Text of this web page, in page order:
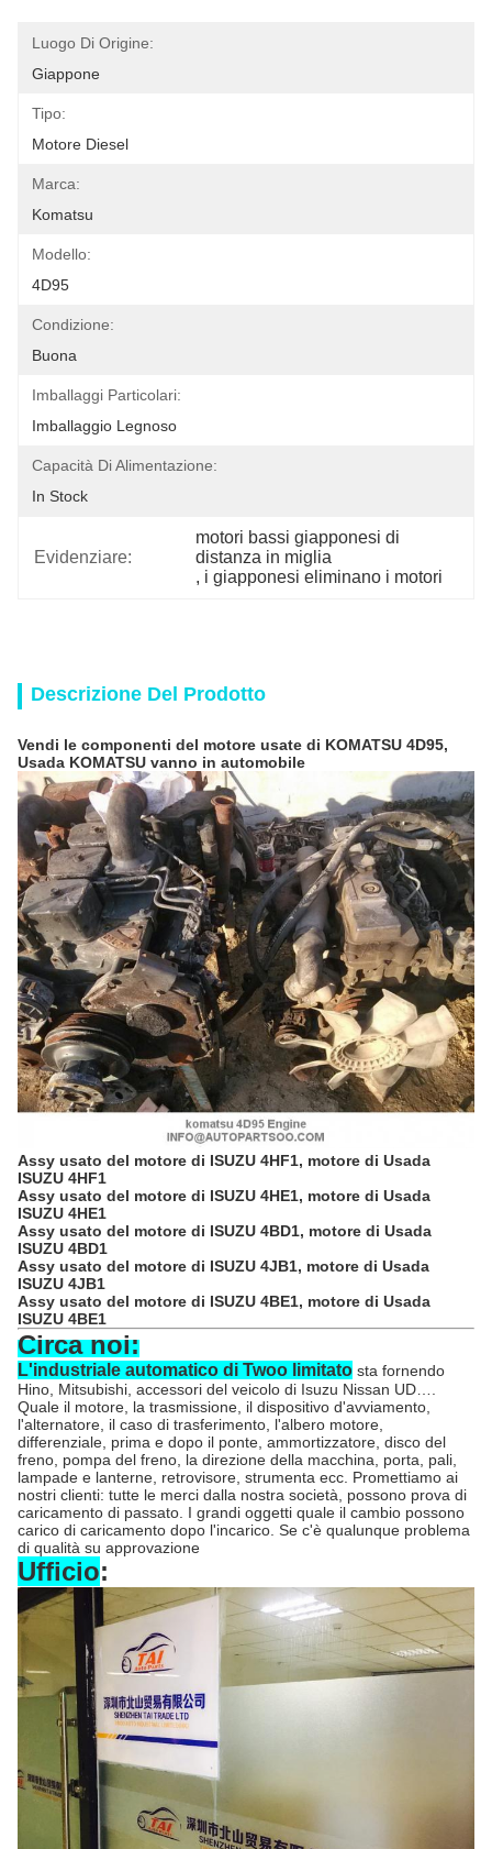
Luogo Di Origine:
Giappone
Tipo:
Motore Diesel
Marca:
Komatsu
Modello:
4D95
Condizione:
Buona
Imballaggi Particolari:
Imballaggio Legnoso
Capacità Di Alimentazione:
In Stock
Evidenziare:
motori bassi giapponesi di
distanza in miglia
, i giapponesi eliminano i motori
Descrizione Del Prodotto
Vendi le componenti del motore usate di KOMATSU 4D95,
Usada KOMATSU vanno in automobile
Assy usato del motore di ISUZU 4HF1, motore di Usada
ISUZU 4HF1
Assy usato del motore di ISUZU 4HE1, motore di Usada
ISUZU 4HE1
Assy usato del motore di ISUZU 4BD1, motore di Usada
ISUZU 4BD1
Assy usato del motore di ISUZU 4JB1, motore di Usada
ISUZU 4JB1
Assy usato del motore di ISUZU 4BE1, motore di Usada
ISUZU 4BE1
Circa noi:
L'industriale automatico di Twoo limitato sta fornendo
Hino, Mitsubishi, accessori del veicolo di Isuzu Nissan UD….
Quale il motore, la trasmissione, il dispositivo d'avviamento,
l'alternatore, il caso di trasferimento, l'albero motore,
differenziale, prima e dopo il ponte, ammortizzatore, disco del
freno, pompa del freno, la direzione della macchina, porta, pali,
lampade e lanterne, retrovisore, strumenta ecc. Promettiamo ai
nostri clienti: tutte le merci dalla nostra società, possono prova di
caricamento di passato. I grandi oggetti quale il cambio possono
carico di caricamento dopo l'incarico. Se c'è qualunque problema
di qualità su approvazione
Ufficio: